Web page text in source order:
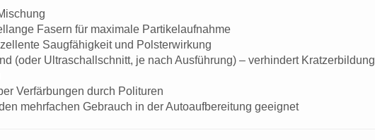
Fasern für maximale Partikelaufnahme
Saugfähigkeit und Polsterwirkung
(oder Ultraschallschnitt, je nach Ausführung) – verhindert Kratzerbildung
Verfärbungen durch Polituren
mehrfachen Gebrauch in der Autoaufbereitung geeignet